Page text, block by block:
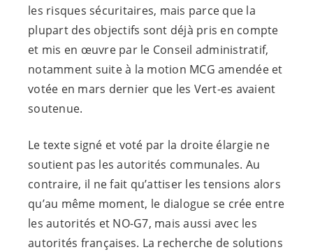
les risques sécuritaires, mais parce que la
plupart des objectifs sont déjà pris en compte
et mis en œuvre par le Conseil administratif,
notamment suite à la motion MCG amendée et
votée en mars dernier que les Vert-es avaient
soutenue.
Le texte signé et voté par la droite élargie ne
soutient pas les autorités communales. Au
contraire, il ne fait qu’attiser les tensions alors
qu’au même moment, le dialogue se crée entre
les autorités et NO-G7, mais aussi avec les
autorités françaises. La recherche de solutions